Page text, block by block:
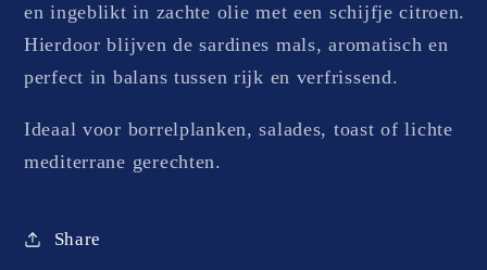
en ingeblikt in zachte olie met een schijfje citroen.
Hierdoor blijven de sardines mals, aromatisch en
perfect in balans tussen rijk en verfrissend.
Ideaal voor borrelplanken, salades, toast of lichte
mediterrane gerechten.
Share